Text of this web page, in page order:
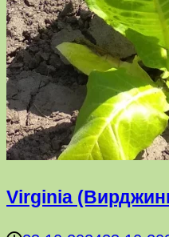
Virginia